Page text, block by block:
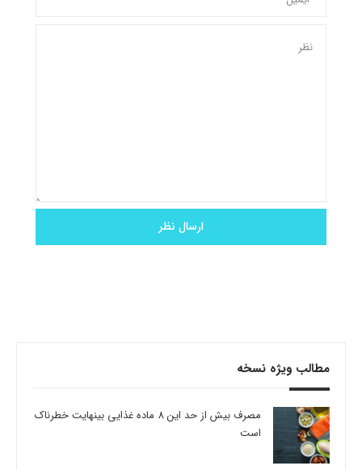
مطالب ویژه نسخه
مصرف بیش از حد این 8 ماده غذایی بینهایت خطرناک
است